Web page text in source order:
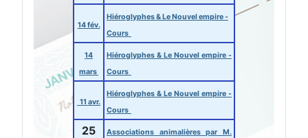
14 fév.
Hiéroglyphes & Le Nouvel empire -
Cours
14
mars
Hiéroglyphes & Le Nouvel empire -
Cours
11 avr.
Hiéroglyphes & Le Nouvel empire -
Cours
25
Associations animalières par M.